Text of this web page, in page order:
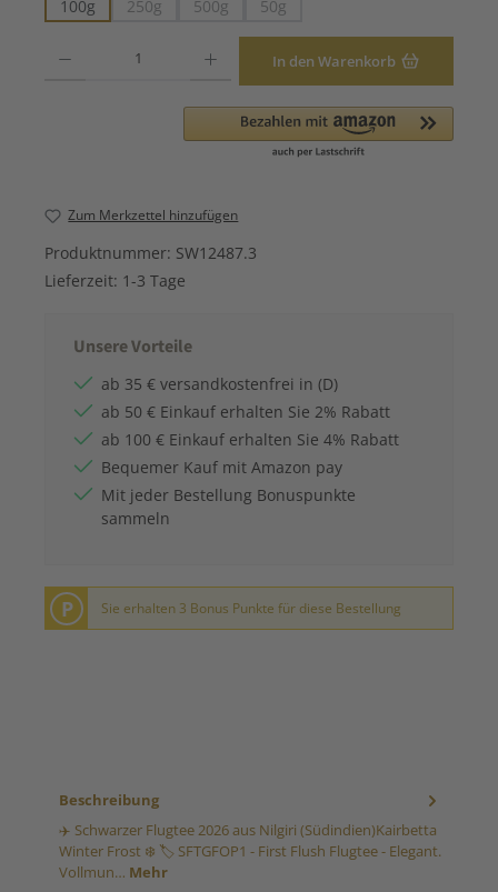
100g
250g(Diese Option ist zurzeit nicht verfügbar.)
500g(Diese Option ist zurzeit nicht verfügbar.)
50g(Diese Option ist zurzeit nicht
In den Warenkorb
Zum Merkzettel hinzufügen
Produktnummer: SW12487.3
Lieferzeit: 1-3 Tage
Unsere Vorteile
ab 35 € versandkostenfrei in (D)
ab 50 € Einkauf erhalten Sie 2% Rabatt
ab 100 € Einkauf erhalten Sie 4% Rabatt
Bequemer Kauf mit Amazon pay
Mit jeder Bestellung Bonuspunkte
sammeln
P Sie erhalten 3 Bonus Punkte für diese Bestellung
Beschreibung
✈️ Schwarzer Flugtee 2026 aus Nilgiri (Südindien)Kairbetta
Winter Frost ❄️ 🏷️ SFTGFOP1 - First Flush Flugtee - Elegant.
Vollmun… Mehr